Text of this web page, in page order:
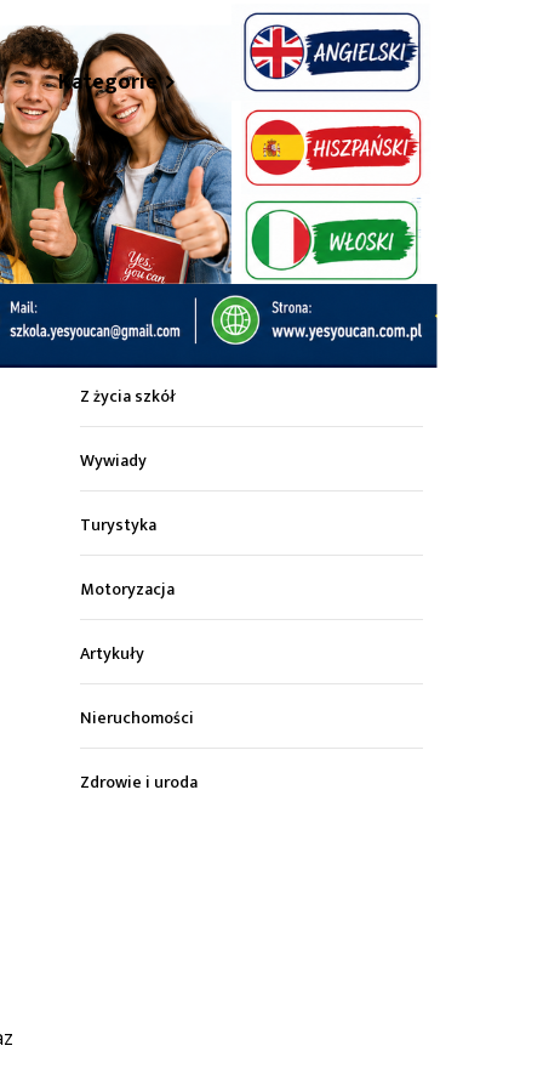
Kategorie
Z życia miasta
Sport
Kultura
Wiadomości z regionu
Z życia szkół
Wywiady
Turystyka
Motoryzacja
Artykuły
Nieruchomości
Zdrowie i uroda